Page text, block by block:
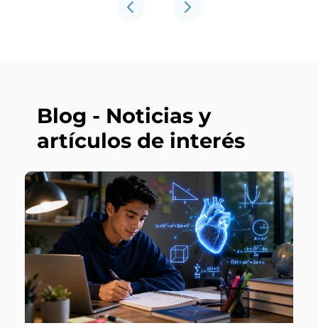
Blog - Noticias y
artículos de interés